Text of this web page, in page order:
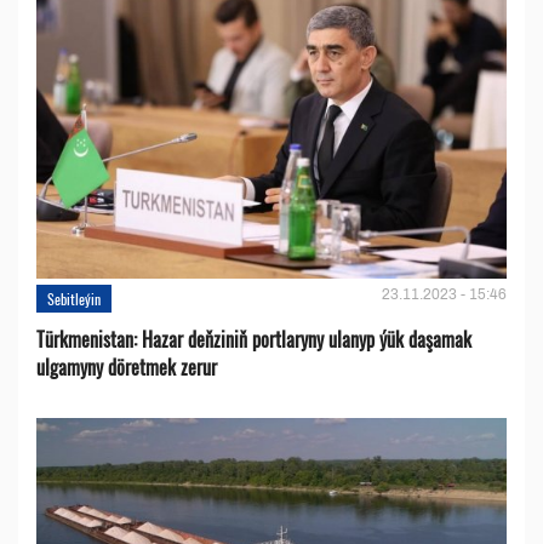
Sebitleýin 23.11.2023 - 15:46
Türkmenistan: Hazar deňziniň portlaryny ulanyp ýük daşamak
ulgamyny döretmek zerur